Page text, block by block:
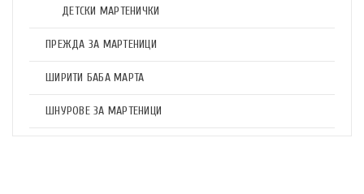
ДЕТСКИ МАРТЕНИЧКИ
ПРЕЖДА ЗА МАРТЕНИЦИ
ШИРИТИ БАБА МАРТА
ШНУРОВЕ ЗА МАРТЕНИЦИ